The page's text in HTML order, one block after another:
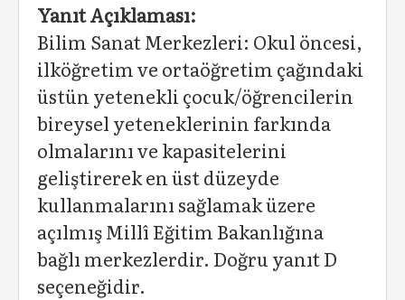
Yanıt Açıklaması:
Bilim Sanat Merkezleri: Okul öncesi,
ilköğretim ve ortaöğretim çağındaki
üstün yetenekli çocuk/öğrencilerin
bireysel yeteneklerinin farkında
olmalarını ve kapasitelerini
geliştirerek en üst düzeyde
kullanmalarını sağlamak üzere
açılmış Millî Eğitim Bakanlığına
bağlı merkezlerdir. Doğru yanıt D
seçeneğidir.